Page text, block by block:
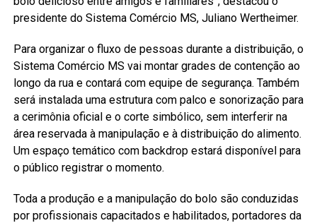
presidente do Sistema Comércio MS, Juliano Wertheimer.
Para organizar o fluxo de pessoas durante a distribuição, o
Sistema Comércio MS vai montar grades de contenção ao
longo da rua e contará com equipe de segurança. Também
será instalada uma estrutura com palco e sonorização para
a cerimônia oficial e o corte simbólico, sem interferir na
área reservada à manipulação e à distribuição do alimento.
Um espaço temático com backdrop estará disponível para
o público registrar o momento.
Toda a produção e a manipulação do bolo são conduzidas
por profissionais capacitados e habilitados, portadores da